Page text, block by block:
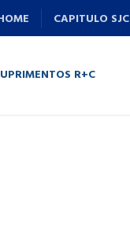
CAPITULO SJC
R+C